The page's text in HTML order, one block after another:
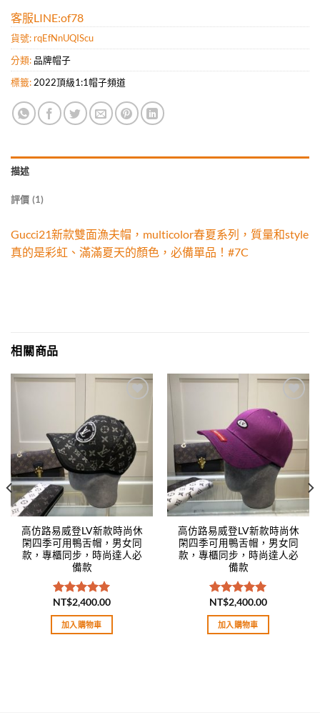
客服LINE:of78
貨號: rqEfNnUQIScu
分類: 品牌帽子
標籤: 2022頂級1:1帽子頻道
描述
評價 (1)
Gucci21新款雙面漁夫帽，multicolor春夏系列，質量和style
真的是彩虹、滿滿夏天的顏色，必備單品！#7C
相關商品
wishlist
高仿路易威登LV新款時尚休
閑四季可用鴨舌帽，男女同
款，專櫃同步，時尚達人必
備款
評分5.00
滿分 5
NT$2,400.00
加入購物車
wishlist
高仿路易威登LV新款時尚休
閑四季可用鴨舌帽，男女同
款，專櫃同步，時尚達人必
備款
評分5.00
滿分 5
NT$2,400.00
加入購物車